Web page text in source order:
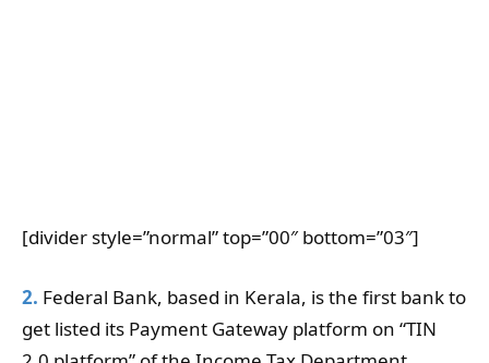
[divider style=”normal” top=”00″ bottom=”03″]
2. Federal Bank, based in Kerala, is the first bank to
get listed its Payment Gateway platform on “TIN